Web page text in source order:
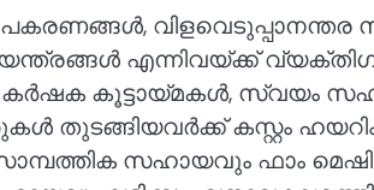
എന്നിവയ്ക്ക്
കർഷക കൂട്ടായ്മകൾ, സ്വയം
തുടങ്ങിയവർക്ക് കസ്റ്റം
സഹായവും ഫാം